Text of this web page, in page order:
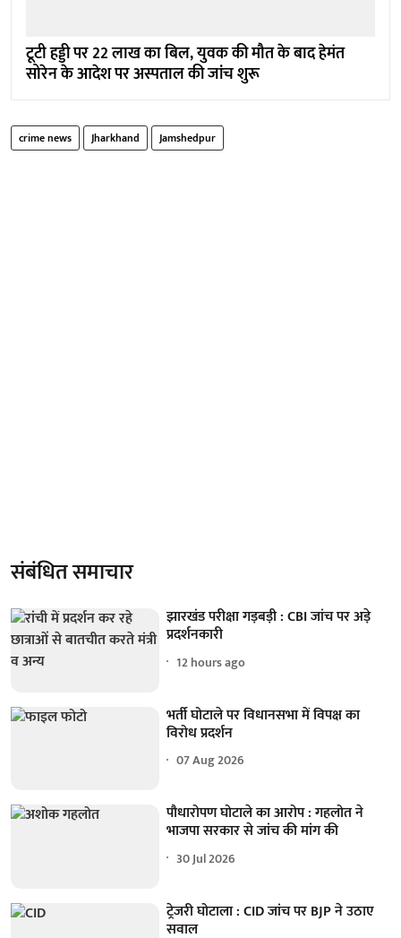
टूटी हड्डी पर 22 लाख का बिल, युवक की मौत के बाद हेमंत
सोरेन के आदेश पर अस्पताल की जांच शुरू
crime news Jharkhand Jamshedpur
संबंधित समाचार
झारखंड परीक्षा गड़बड़ी : CBI जांच पर अड़े
प्रदर्शनकारी
12 hours ago
भर्ती घोटाले पर विधानसभा में विपक्ष का
विरोध प्रदर्शन
07 Aug 2026
पौधारोपण घोटाले का आरोप : गहलोत ने
भाजपा सरकार से जांच की मांग की
30 Jul 2026
ट्रेजरी घोटाला : CID जांच पर BJP ने उठाए
सवाल